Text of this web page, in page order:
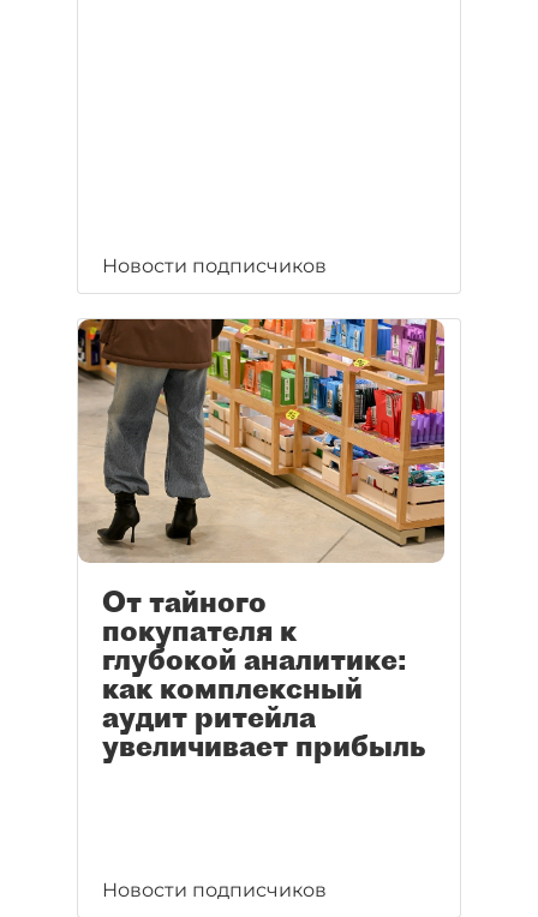
Новости подписчиков
От тайного
покупателя к
глубокой аналитике:
как комплексный
аудит ритейла
увеличивает прибыль
Новости подписчиков